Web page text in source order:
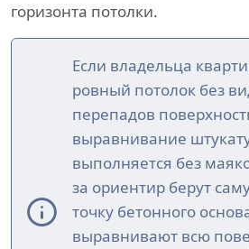
горизонта потолки.
Если владельца
ровный потолок без
перепадов
выравнивание
выполняется без
за ориентир берут
точку бетонного
выравнивают всю